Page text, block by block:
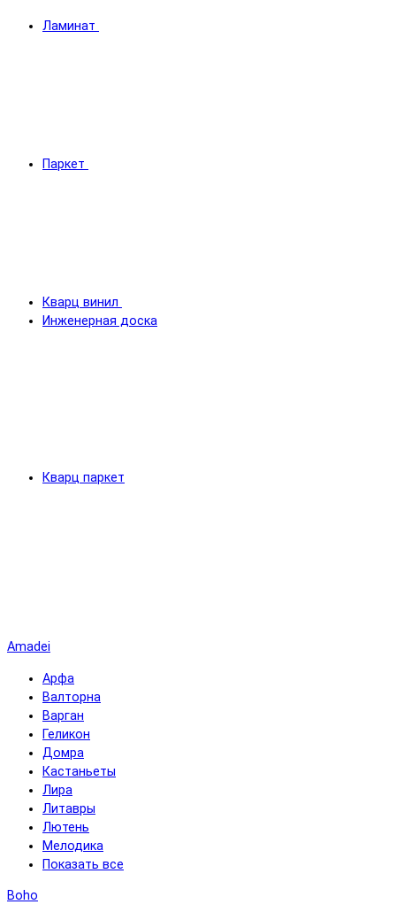
Ламинат
Паркет
Кварц винил
Инженерная доска
Кварц паркет
Amadei
Арфа
Валторна
Варган
Геликон
Домра
Кастаньеты
Лира
Литавры
Лютень
Мелодика
Показать все
Boho